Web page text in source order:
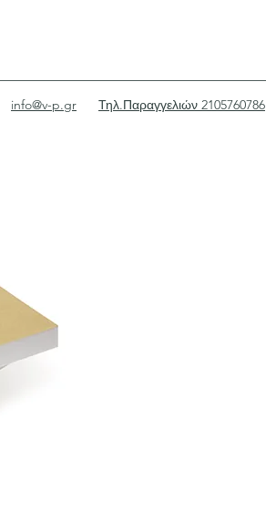
info@v-p.gr Τηλ.Παραγγελιών 2105760786